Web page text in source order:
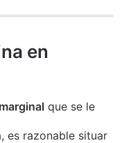
en
que se le
es razonable situar